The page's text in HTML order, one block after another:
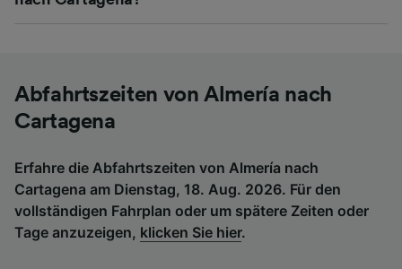
Abfahrtszeiten von Almería nach
Cartagena
Erfahre die Abfahrtszeiten von Almería nach
Cartagena am Dienstag, 18. Aug. 2026. Für den
vollständigen Fahrplan oder um spätere Zeiten oder
Tage anzuzeigen, klicken Sie hier.